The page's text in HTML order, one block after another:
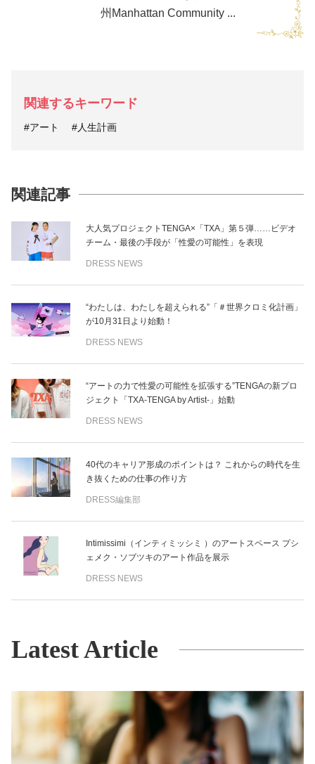
州Manhattan Community ...
関連するキーワード
#アート #人生計画
関連記事
大人気プロジェクトTENGA×「TXA」第５弾……ビデオ
チーム・最後の手段が「性愛の可能性」を表現
DRESS NEWS
“わたしは、わたしを超えられる”「＃世界クロミ化計画」
が10月31日より始動！
DRESS NEWS
“アートの力で性愛の可能性を拡張する”TENGAの新プロ
ジェクト「TXA-TENGA by Artist-」始動
DRESS NEWS
40代のキャリア形成のポイントは？ これからの時代を生
き抜くための仕事の作り方
DRESS編集部
Intimissimi（インティミッシミ ）のアートスペース プシ
ェメク・ソブツキのアート作品を展⽰
DRESS NEWS
Latest Article